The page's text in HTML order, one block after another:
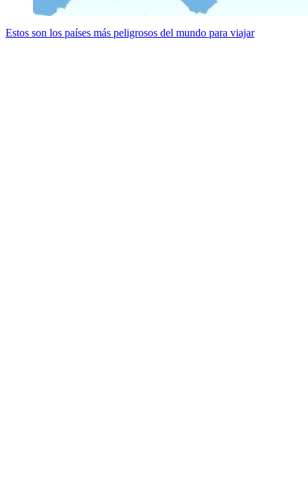
Estos son los países más peligrosos del mundo para viajar